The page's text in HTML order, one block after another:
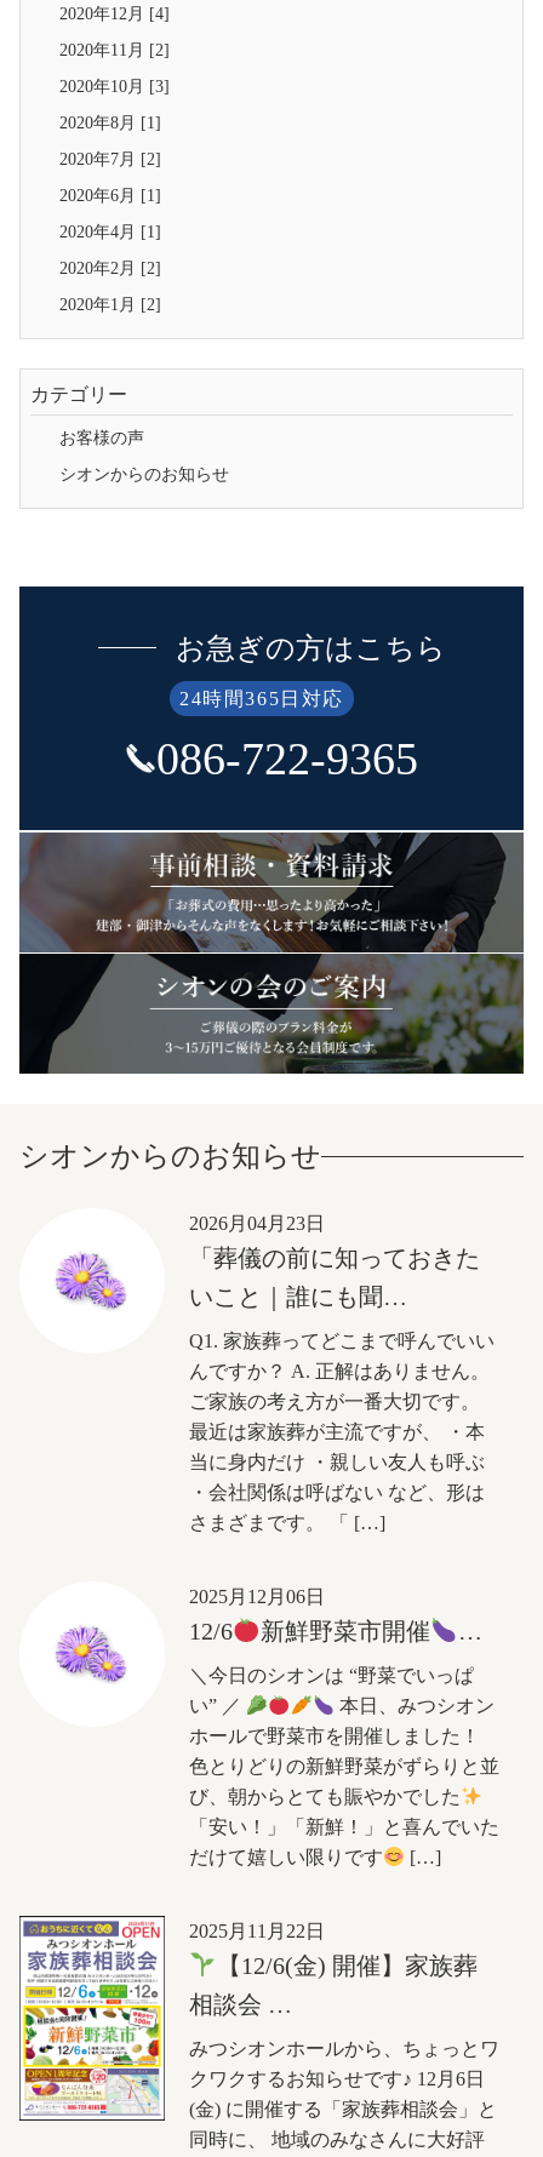
2020年12月 [4]
2020年11月 [2]
2020年10月 [3]
2020年8月 [1]
2020年7月 [2]
2020年6月 [1]
2020年4月 [1]
2020年2月 [2]
2020年1月 [2]
カテゴリー
お客様の声
シオンからのお知らせ
お急ぎの方はこちら
24時間365日対応
086-722-9365
シオンからのお知らせ
2026月04月23日
「葬儀の前に知っておきた
いこと｜誰にも聞…
Q1. 家族葬ってどこまで呼んでいい
んですか？ A. 正解はありません。
ご家族の考え方が一番大切です。
最近は家族葬が主流ですが、 ・本
当に身内だけ ・親しい友人も呼ぶ
・会社関係は呼ばない など、形は
さまざまです。 「 […]
2025月12月06日
12/6 新鮮野菜市開催 …
＼今日のシオンは “野菜でいっぱ
い” ／
本日、みつシオン
ホールで野菜市を開催しました！
色とりどりの新鮮野菜がずらりと並
び、朝からとても賑やかでした
「安い！」「新鮮！」と喜んでいた
だけて嬉しい限りです
[…]
2025月11月22日
【12/6(金) 開催】家族葬
相談会 …
みつシオンホールから、ちょっとワ
クワクするお知らせです♪ 12月6日
(金) に開催する「家族葬相談会」と
同時に、 地域のみなさんに大好評